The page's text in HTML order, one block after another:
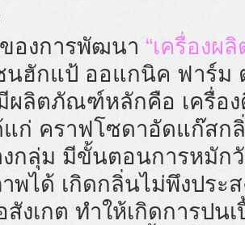
องการพัฒนา “เครื่องผ
ฮักแป้ ออแกนิค ฟาร์ม ต
ผลิตภัณฑ์หลักคือ เครื่อ
ก่ คราฟโซดาอัดแก๊สก
กลุ่ม มีขั้นตอนการหมัก
ได้ เกิดกลิ่นไม่พึงประส
สังเกต ทำให้เกิดการปน